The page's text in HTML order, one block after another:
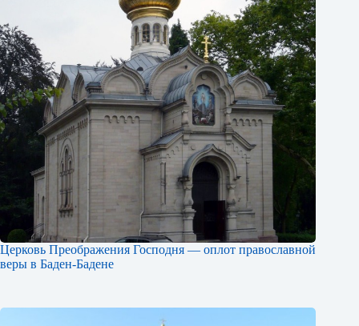
Церковь Преображения Господня — оплот православной
веры в Баден-Бадене